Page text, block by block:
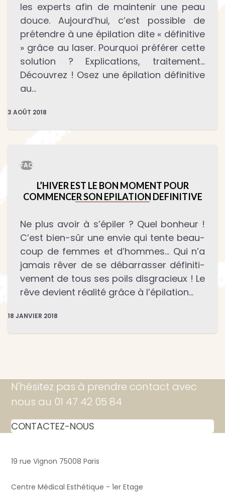
les experts afin de maintenir une peau
douce. Aujourd’hui, c’est possible de
prétendre à une épilation dite « définitive
» grâce au laser. Pourquoi préférer cette
solution ? Explications, traitement…
Découvrez ! Osez une épilation définitive
au…
3 AOÛT 2018
FAQ
L’HIVER EST LE BON MOMENT POUR
COMMENCER SON EPILATION DEFINITIVE
Ne plus avoir à s’épiler ? Quel bonheur !
C’est bien-sûr une envie qui tente beau­
coup de femmes et d’hommes… Qui n’a
jamais rêver de se débar­ras­ser défi­ni­ti­
ve­ment de tous ses poils disgra­cieux ! Le
rêve devient réalité grâce à l’épilation…
18 JANVIER 2018
N'hésitez pas à prendre contact avec
nous au 01 47 42 05 84
CONTACTEZ-NOUS
19 rue Vignon 75008 Paris
Centre Médical Esthétique - 1er Etage